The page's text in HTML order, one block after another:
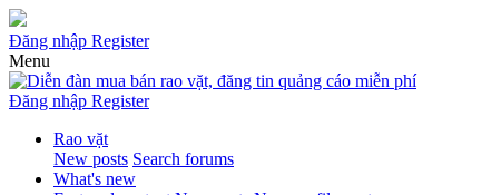
Đăng nhập Register
Menu
Đăng nhập Register
Rao vặt
New posts Search forums
What's new